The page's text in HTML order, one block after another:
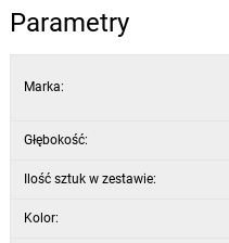
Kolor: antracytowy i czarny
Parametry
Marka:
Głębokość:
Ilość sztuk w zestawie:
Kolor: